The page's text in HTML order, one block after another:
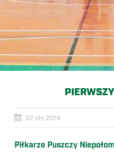
07 sty 2014
Piłkarze Puszczy